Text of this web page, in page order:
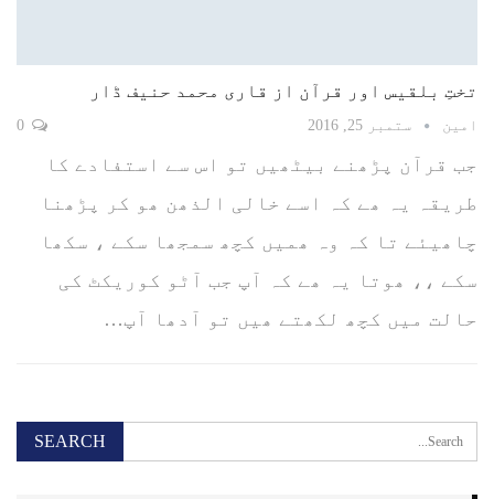
تختِ بلقیس اور قرآن از قاری محمد حنیف ڈار
امین ستمبر 25, 2016
جب قرآن پڑھنے بیٹھیں تو اس سے استفادے کا
طریقہ یہ ھے کہ اسے خالی الذھن ھو کر پڑھنا
چاھیئے تا کہ وہ ھمیں کچھ سمجھا سکے ، سکھا
سکے ،، ھوتا یہ ھے کہ آپ جب آٹو کوریکٹ کی
حالت میں کچھ لکھتے ھیں تو آدھا آپ…